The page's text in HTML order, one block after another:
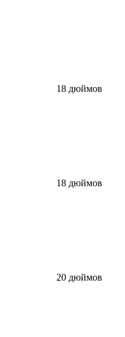
18 дюймов
18 дюймов
20 дюймов